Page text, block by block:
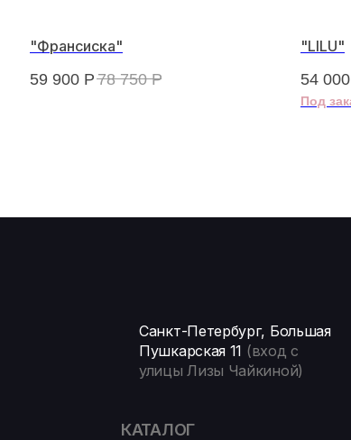
"Франсиска"
59 900 Р 78 750 Р
"LILU"
54 000
КАТАЛОГ
Санкт-Петербург, Большая
Пушкарская 11 (вход с
улицы Лизы Чайкиной)